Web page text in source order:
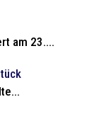
am 23....